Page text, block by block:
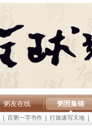
粥友在线 粥照集锦
百粥一字书作 行旅速写天地